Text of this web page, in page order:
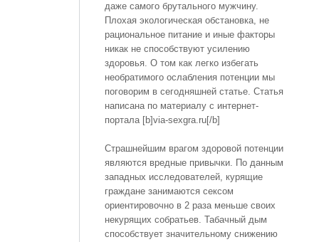
даже самого брутального мужчину.
Плохая экологическая обстановка, не
рациональное питание и иные факторы
никак не способствуют усилению
здоровья. О том как легко избегать
необратимого ослабления потенции мы
поговорим в сегодняшней статье. Статья
написана по материалу с интернет-
портала [b]via-sexgra.ru[/b]
Страшнейшим врагом здоровой потенции
являются вредные привычки. По данным
западных исследователей, курящие
граждане занимаются сексом
ориентировочно в 2 раза меньше своих
некурящих собратьев. Табачный дым
способствует значительному снижению